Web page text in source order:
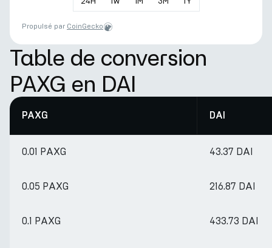
Propulsé par CoinGecko
Table de conversion
PAXG en DAI
PAXG DAI
0.01 PAXG 43.37 DAI
0.05 PAXG 216.87 DAI
0.1 PAXG 433.73 DAI